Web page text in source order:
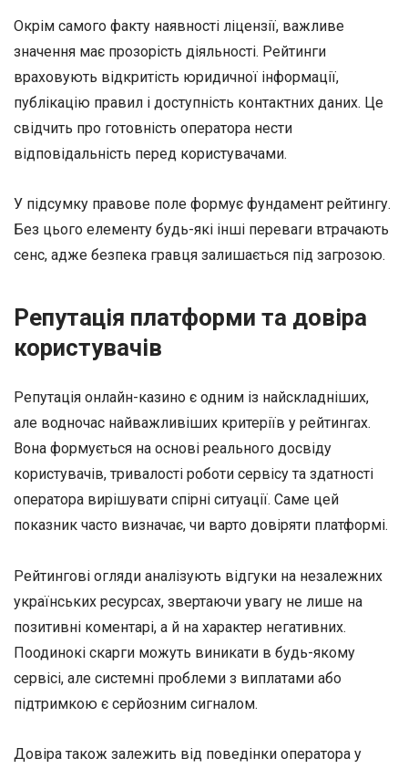
Окрім самого факту наявності ліцензії, важливе
значення має прозорість діяльності. Рейтинги
враховують відкритість юридичної інформації,
публікацію правил і доступність контактних даних. Це
свідчить про готовність оператора нести
відповідальність перед користувачами.
У підсумку правове поле формує фундамент рейтингу.
Без цього елементу будь-які інші переваги втрачають
сенс, адже безпека гравця залишається під загрозою.
Репутація платформи та довіра
користувачів
Репутація онлайн-казино є одним із найскладніших,
але водночас найважливіших критеріїв у рейтингах.
Вона формується на основі реального досвіду
користувачів, тривалості роботи сервісу та здатності
оператора вирішувати спірні ситуації. Саме цей
показник часто визначає, чи варто довіряти платформі.
Рейтингові огляди аналізують відгуки на незалежних
українських ресурсах, звертаючи увагу не лише на
позитивні коментарі, а й на характер негативних.
Поодинокі скарги можуть виникати в будь-якому
сервісі, але системні проблеми з виплатами або
підтримкою є серйозним сигналом.
Довіра також залежить від поведінки оператора у